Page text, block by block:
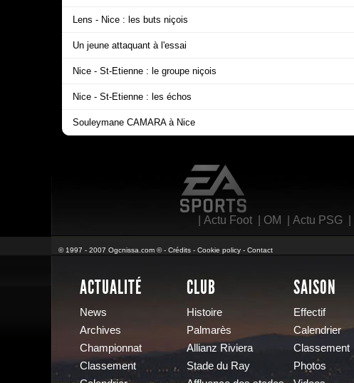
Lens - Nice : les buts niçois
Un jeune attaquant à l'essai
Nice - St-Etienne : le groupe niçois
Nice - St-Etienne : les échos
Souleymane CAMARA à Nice
Actu Foot| OM Actu PSG|
© 1997 - 2007 Ogcnissa.com © - Crédits - Cookie policy - Contact
ACTUALITÉ
News
Archives
Championnat
Classement
CLUB
Histoire
Palmarès
Allianz Riviera
Stade du Ray
SAISON
Effectif
Calendrier
Classement
Photos